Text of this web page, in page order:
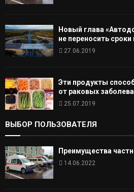
Новый глава
не переносить
27.06.2019
Эти продукты
от раковых
25.07.2019
ВЫБОР ПОЛЬЗОВАТЕЛЯ
Преимущества
14.06.2022